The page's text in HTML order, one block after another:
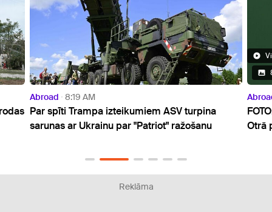
8:19 AM
spīti Trampa izteikumiem ASV turpina
ar Ukrainu par "Patriot" ražošanu
Video
8 Photos
10:07
FOTO:
Otrā
Reklāma